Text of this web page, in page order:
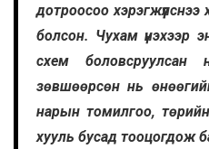
дотроосоо хэрэгжүүлснээ
болсон. Чухам үнэхээр
схем боловсруулсан
зөвшөөрсөн нь
нарын томилгоо,
хууль бусад тооцогдож